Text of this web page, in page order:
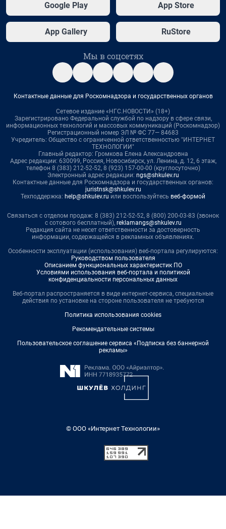
Google Play App Store
App Gallery RuStore
Мы в соцсетях
Контактные данные для Роскомнадзора и государственных органов
Сетевое издание «НГС.НОВОСТИ» (18+)
Зарегистрировано Федеральной службой по надзору в сфере связи,
информационных технологий и массовых коммуникаций (Роскомнадзор)
Регистрационный номер ЭЛ № ФС 77— 84683
Учредитель: Общество с ограниченной ответственностью "ИНТЕРНЕТ
ТЕХНОЛОГИИ"
Главный редактор: Громкова Елена Александровна
Адрес редакции: 630099, Россия, Новосибирск, ул. Ленина, д. 12, 6 этаж,
телефон 8 (383) 212-52-52, 8 (923) 157-00-00 (круглосуточно)
Электронный адрес редакции: ngs@shkulev.ru
Контактные данные для Роскомнадзора и государственных органов:
juristnsk@shkulev.ru
Техподдержка: help@shkulev.ru или воспользуйтесь веб-формой
Связаться с отделом продаж: 8 (383) 212-52-52, 8 (800) 200-03-83 (звонок
с сотового бесплатный), reklamangs@shkulev.ru
Редакция сайта не несет ответственности за достоверность
информации, содержащейся в рекламных объявлениях.
Особенности эксплуатации (использования) веб-портала регулируются:
Руководством пользователя
Описанием функциональных характеристик ПО
Условиями использования веб-портала и политикой
конфиденциальности персональных данных
Веб-портал распространяется в виде интернет-сервиса, специальные
действия по установке на стороне пользователя не требуются
Политика использования cookies
Рекомендательные системы
Пользовательское соглашение сервиса «Подписка без баннерной
рекламы»
© ООО «Интернет Технологии»